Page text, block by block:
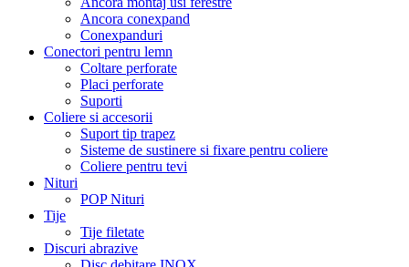
Ancora conexpand
Conexpanduri
Conectori pentru lemn
Coltare perforate
Placi perforate
Suporti
Coliere si accesorii
Suport tip trapez
Sisteme de sustinere si fixare pentru coliere
Coliere pentru tevi
Nituri
POP Nituri
Tije
Tije filetate
Discuri abrazive